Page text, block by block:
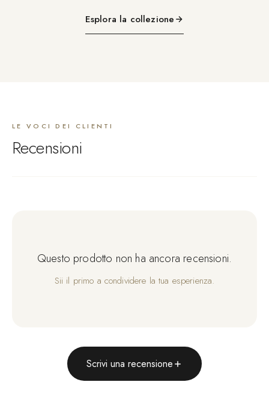
Esplora la collezione
LE VOCI DEI CLIENTI
Recensioni
Questo prodotto non ha ancora recensioni.
Sii il primo a condividere la tua esperienza.
Scrivi una recensione